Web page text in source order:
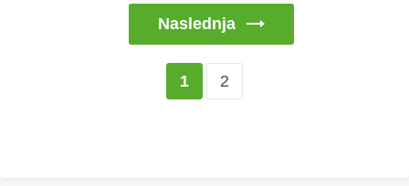
Naslednja
1 2